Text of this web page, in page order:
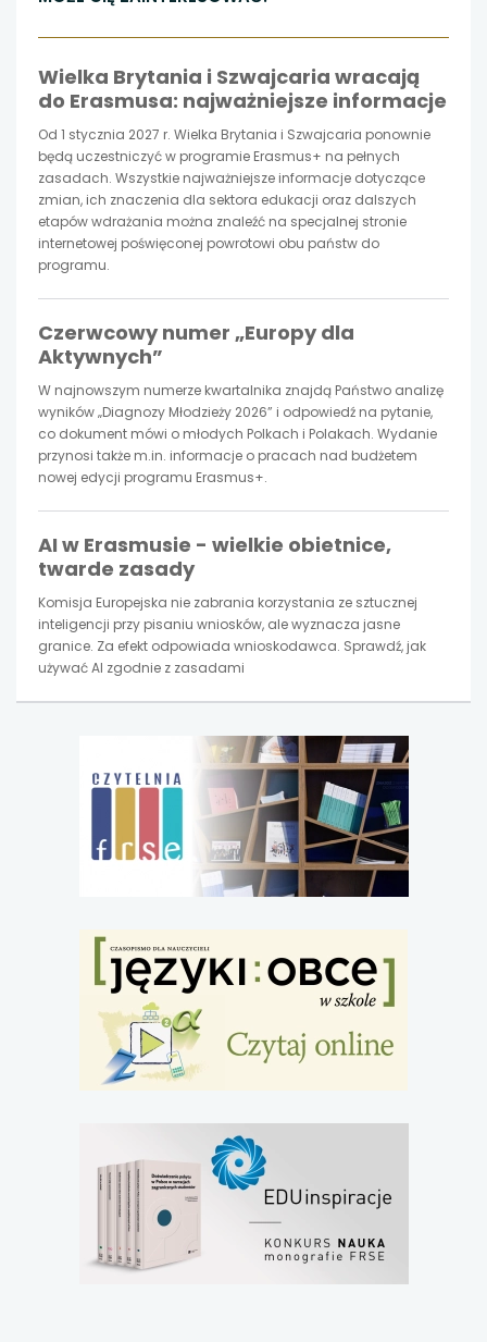
się
w
nowej
karcie
się
w
nowej
karcie
się
w
nowej
karcie
Wielka Brytania i Szwajcaria wracają
do Erasmusa: najważniejsze informacje
Od 1 stycznia 2027 r. Wielka Brytania i Szwajcaria ponownie
będą uczestniczyć w programie Erasmus+ na pełnych
zasadach. Wszystkie najważniejsze informacje dotyczące
zmian, ich znaczenia dla sektora edukacji oraz dalszych
etapów wdrażania można znaleźć na specjalnej stronie
internetowej poświęconej powrotowi obu państw do
programu.
Czerwcowy numer „Europy dla
Aktywnych”
W najnowszym numerze kwartalnika znajdą Państwo analizę
wyników „Diagnozy Młodzieży 2026” i odpowiedź na pytanie,
co dokument mówi o młodych Polkach i Polakach. Wydanie
przynosi także m.in. informacje o pracach nad budżetem
nowej edycji programu Erasmus+.
AI w Erasmusie - wielkie obietnice,
twarde zasady
Komisja Europejska nie zabrania korzystania ze sztucznej
inteligencji przy pisaniu wniosków, ale wyznacza jasne
granice. Za efekt odpowiada wnioskodawca. Sprawdź, jak
używać AI zgodnie z zasadami
link
otwiera
w
nowej
karcie